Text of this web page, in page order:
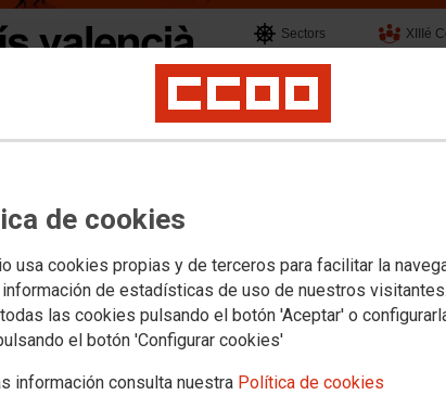
de cookies
usa cookies propias y de terceros para facilitar la
de estadísticas de uso de nuestros
las cookies pulsando el botón 'Aceptar' o
el botón 'Configurar cookies'
información consulta nuestra Política de cookies
Sectors XIIIé
Territoris
la Mesa del Diàleg Social
per a escometre
CCOO PV, ha demanat al Consell que faça un pas més
la pandèmia, desenvolupe les mesures de l’‘Alcem-nos’
Valencià.